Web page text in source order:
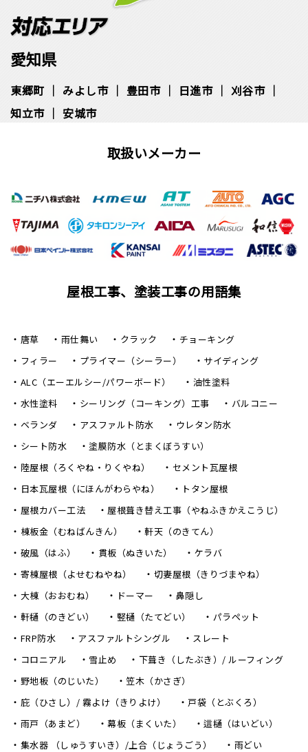
愛知県
東郷町 みよし市 豊田市 日進市
刈谷市
知立市
安城市
取扱いメーカー
屋根工事、塗装工事の用語集
唐草 雨仕舞い クラック
チョーキング
フィラー
プライマー（シーラー）
サイディング
ALC（エーエルシー/パワーボード）
油性塗料
水性塗料
シーリング（コーキング）工事
バルコニー
ベランダ
アスファルト防水
ウレタン防水
シート防水
塗膜防水（とまくぼうすい）
陸屋根（ろくやね・りくやね）
セメント瓦屋根
日本瓦屋根（にほんがわらやね）
トタン屋根
屋根カバー工法
屋根葺き替え工事（やねふきかえこうじ）
棟板金（むねばんきん）
軒天（のきてん）
破風（はふ）
貫板（ぬきいた）
ケラバ
寄棟屋根（よせむねやね）
切妻屋根（きりづまやね）
大棟（おおむね）
ドーマー
鼻隠し
軒樋（のきどい）
竪樋（たてどい）
パラペット
FRP防水
アスファルトシングル
スレート
コロニアル
雪止め
下葺き（したぶき）/ ルーフィング
野地板（のじいた）
笠木（かさぎ）
庇（ひさし）/ 霧よけ（きりよけ）
戸袋（とぶくろ）
雨戸（あまど）
幕板（まくいた）
這樋（はいどい）
集水器 （しゅうすいき）/上合（じょうごう）
雨どい